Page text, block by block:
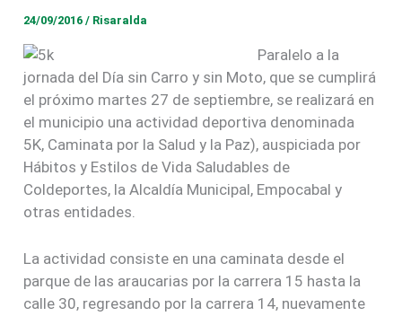
24/09/2016/ Risaralda
Paralelo a la
jornada del Día sin Carro y sin Moto, que se cumplirá
el próximo martes 27 de septiembre, se realizará en
el municipio una actividad deportiva denominada
5K, Caminata por la Salud y la Paz), auspiciada por
Hábitos y Estilos de Vida Saludables de
Coldeportes, la Alcaldía Municipal, Empocabal y
otras entidades.
La actividad consiste en una caminata desde el
parque de las araucarias por la carrera 15 hasta la
calle 30, regresando por la carrera 14, nuevamente